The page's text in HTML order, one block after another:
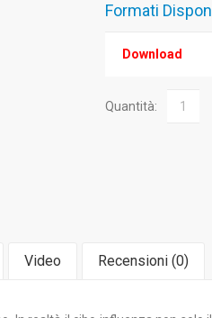
Formati
Download
Quantità:
Video Recensioni (0)